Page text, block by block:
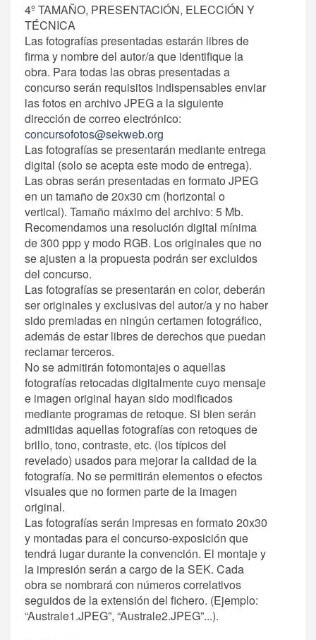
4º TAMAÑO, PRESENTACIÓN, ELECCIÓN Y
TÉCNICA
Las fotografías presentadas estarán libres de
firma y nombre del autor/a que identifique la
obra. Para todas las obras presentadas a
concurso serán requisitos indispensables enviar
las fotos en archivo JPEG a la siguiente
dirección de correo electrónico:
concursofotos@sekweb.org
Las fotografías se presentarán mediante entrega
digital (solo se acepta este modo de entrega).
Las obras serán presentadas en formato JPEG
en un tamaño de 20x30 cm (horizontal o
vertical). Tamaño máximo del archivo: 5 Mb.
Recomendamos una resolución digital mínima
de 300 ppp y modo RGB. Los originales que no
se ajusten a la propuesta podrán ser excluidos
del concurso.
Las fotografías se presentarán en color, deberán
ser originales y exclusivas del autor/a y no haber
sido premiadas en ningún certamen fotográfico,
además de estar libres de derechos que puedan
reclamar terceros.
No se admitirán fotomontajes o aquellas
fotografías retocadas digitalmente cuyo mensaje
e imagen original hayan sido modificados
mediante programas de retoque. Si bien serán
admitidas aquellas fotografías con retoques de
brillo, tono, contraste, etc. (los típicos del
revelado) usados para mejorar la calidad de la
fotografía. No se permitirán elementos o efectos
visuales que no formen parte de la imagen
original.
Las fotografías serán impresas en formato 20x30
y montadas para el concurso-exposición que
tendrá lugar durante la convención. El montaje y
la impresión serán a cargo de la SEK. Cada
obra se nombrará con números correlativos
seguidos de la extensión del fichero. (Ejemplo:
“Australe1.JPEG”, “Australe2.JPEG”...).